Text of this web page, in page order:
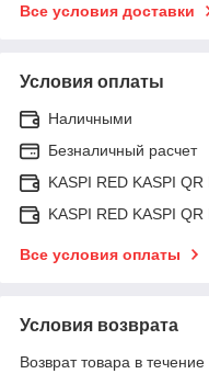
Все условия доставки
Условия оплаты
Наличными
Безналичный расчет
KASPI RED KASPI
KASPI RED KASPI
Все условия оплаты
Условия возврата
Возврат товара в